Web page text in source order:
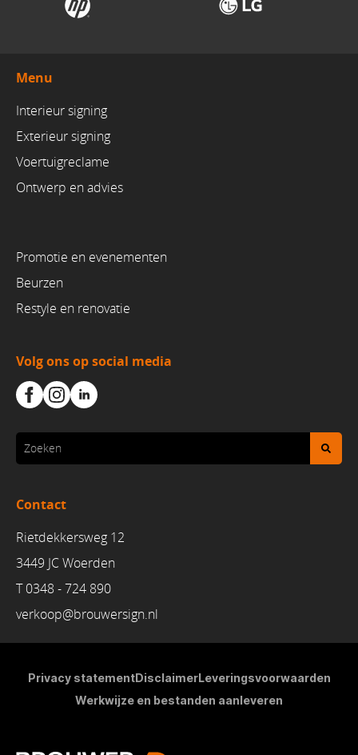
Menu
Interieur signing
Exterieur signing
Voertuigreclame
Ontwerp en advies
Promotie en evenementen
Beurzen
Restyle en renovatie
Volg ons op social media
Contact
Rietdekkersweg 12
3449 JC Woerden
T 0348 - 724 890
verkoop@brouwersign.nl
Privacy statementDisclaimerLeveringsvoorwaarden
Werkwijze en bestanden aanleveren